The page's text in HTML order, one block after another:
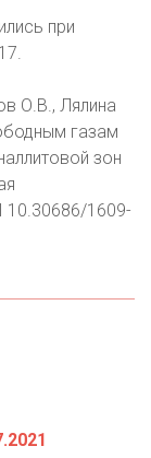
при
О.В., Лялина
газам
зон
10.30686/1609-